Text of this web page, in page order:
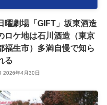
曜劇場「GIFT」坂東酒造
ロケ地は石川酒造（東京
福生市）多満自慢で知ら
る
2026年4月30日